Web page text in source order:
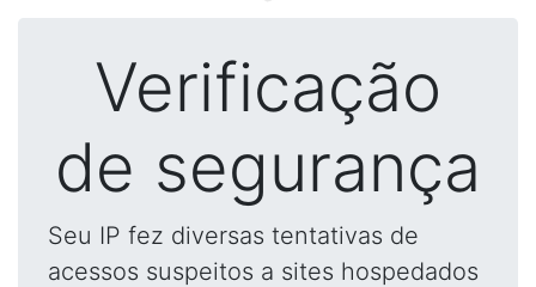
Verificação
de segurança
Seu IP fez diversas tentativas de
acessos suspeitos a sites hospedados